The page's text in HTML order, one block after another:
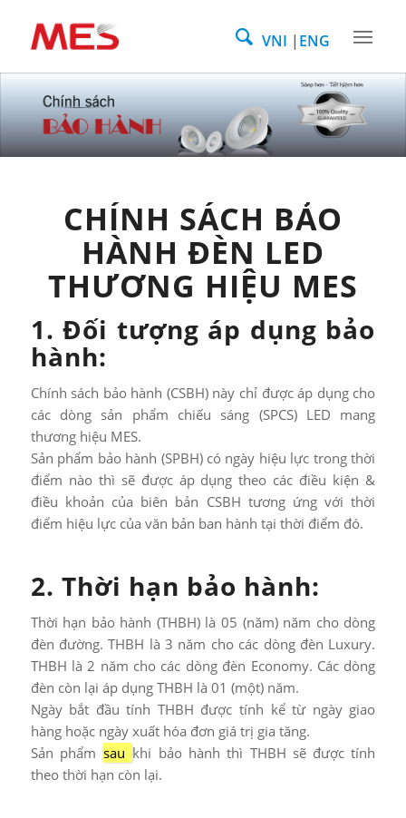
VNI ENG
CHÍNH SÁCH BẢO
HÀNH ĐÈN LED
THƯƠNG HIỆU MES
1. Đối tượng áp dụng bảo
hành:
Chính sách bảo hành (CSBH) này chỉ được áp dụng cho
các dòng sản phẩm chiếu sáng (SPCS) LED mang
thương hiệu MES.
Sản phẩm bảo hành (SPBH) có ngày hiệu lực trong thời
điểm nào thì sẽ được áp dụng theo các điều kiện &
điều khoản của biên bản CSBH tương ứng với thời
điểm hiệu lực của văn bản ban hành tại thời điểm đó.
2. Thời hạn bảo hành:
Thời hạn bảo hành (THBH) là 05 (năm) năm cho dòng
đèn đường. THBH là 3 năm cho các dòng đèn Luxury.
THBH là 2 năm cho các dòng đèn Economy. Các dòng
đèn còn lại áp dụng THBH là 01 (một) năm.
Ngày bắt đầu tính THBH được tính kể từ ngày giao
hàng hoặc ngày xuất hóa đơn giá trị gia tăng.
Sản phẩm sau khi bảo hành thì THBH sẽ được tính
theo thời hạn còn lại.